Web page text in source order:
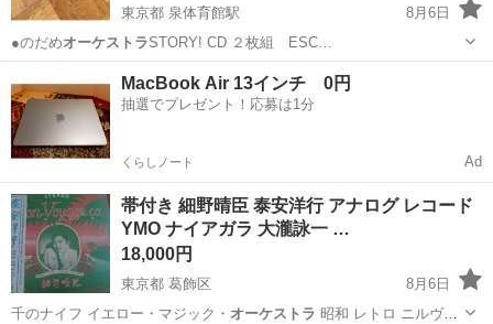
東京都 泉体育館駅
8月6日
●のだめオーケストラSTORY! CD ２枚組 ESC…
立川市 泉体育館駅 CD
MacBook Air 13インチ 0円
抽選でプレゼント！応募は1分
くらしノート Ad
帯付き 細野晴臣 泰安洋行 アナログ レコード
YMO ナイアガラ 大瀧詠一 …
18,000円
東京都 葛飾区
8月6日
千のナイフ イエロー・マジック・ オーケストラ